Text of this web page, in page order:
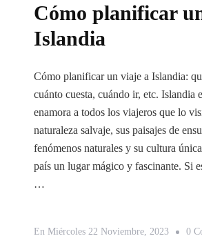
Cómo planificar
Islandia
Cómo planificar un viaje a Islandia:
cuánto cuesta, cuándo ir, etc. Islandia
enamora a todos los viajeros que lo
naturaleza salvaje, sus paisajes de
fenómenos naturales y su cultura
país un lugar mágico y fascinante. Si
…
En Miércoles 22 Noviembre, 2023 0